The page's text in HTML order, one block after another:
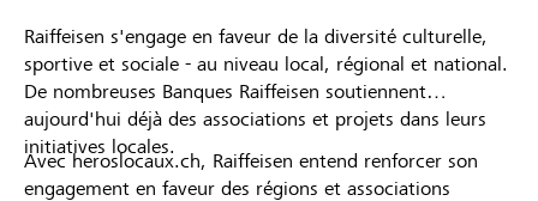
Raiffeisen s'engage en faveur de la diversité culturelle,
sportive et sociale - au niveau local, régional et national.
De nombreuses Banques Raiffeisen soutiennent
aujourd'hui déjà des associations et projets dans leurs
initiatives locales.
Avec heroslocaux.ch, Raiffeisen entend renforcer son
engagement en faveur des régions et associations